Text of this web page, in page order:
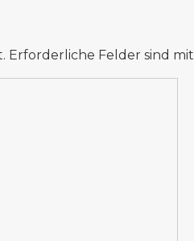
Erforderliche Felder sind mit